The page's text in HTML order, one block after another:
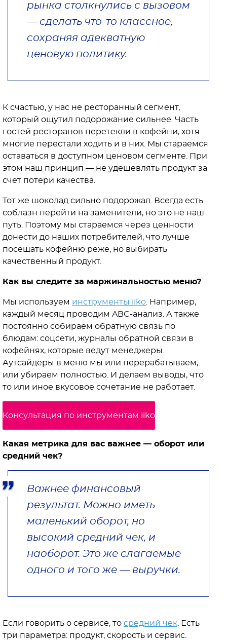
рынка столкнулись с вызовом
— сделать что-то классное,
сохраняя адекватную
ценовую политику.
К счастью, у нас не ресторанный сегмент,
который ощутил подорожание сильнее. Часть
гостей ресторанов перетекли в кофейни, хотя
многие перестали ходить и в них. Мы стараемся
оставаться в доступном ценовом сегменте. При
этом наш принцип — не удешевлять продукт за
счет потери качества.
Тот же шоколад сильно подорожал. Всегда есть
соблазн перейти на заменители, но это не наш
путь. Поэтому мы стараемся через ценности
донести до наших потребителей, что лучше
посещать кофейню реже, но выбирать
качественный продукт.
Как вы следите за маржинальностью меню?
Мы используем инструменты iiko . Например,
каждый месяц проводим ABC-анализ. А также
постоянно собираем обратную связь по
блюдам: соцсети, журналы обратной связи в
кофейнях, которые ведут менеджеры.
Аутсайдеры в меню мы или перерабатываем,
или убираем полностью. И делаем выводы, что
то или иное вкусовое сочетание не работает.
Консультация по инструментам iiko
Какая метрика для вас важнее — оборот или
средний чек?
Важнее финансовый
результат. Можно иметь
маленький оборот, но
высокий средний чек, и
наоборот. Это же слагаемые
одного и того же — выручки.
Если говорить о сервисе, то средний чек . Есть
три параметра: продукт, скорость и сервис.